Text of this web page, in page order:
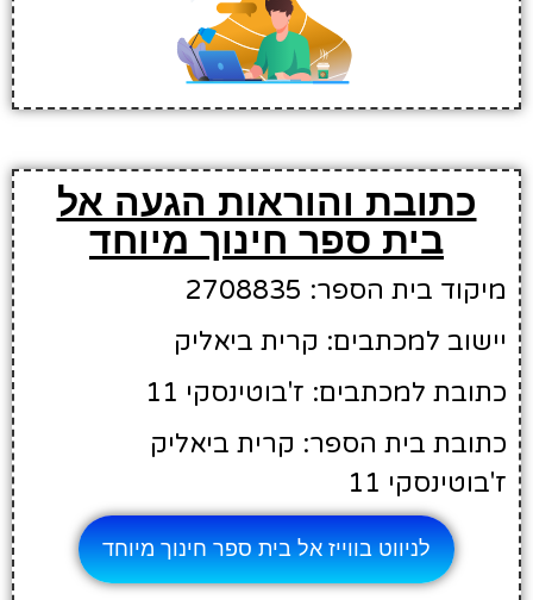
כתובת והוראות הגעה אל
בית ספר חינוך מיוחד
מיקוד בית הספר: 2708835
יישוב למכתבים: קרית ביאליק
כתובת למכתבים: ז'בוטינסקי 11
כתובת בית הספר: קרית ביאליק
ז'בוטינסקי 11
לניווט בווייז אל בית ספר חינוך מיוחד